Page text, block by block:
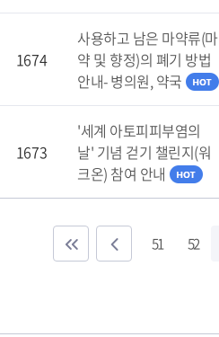
1674
사용하고 남은 마약류(마
약 및 향정)의 폐기 방법
안내- 병의원, 약국
1673
'세계 아토피피부염의
날' 기념 걷기 챌린지(워
크온) 참여 안내
51 52